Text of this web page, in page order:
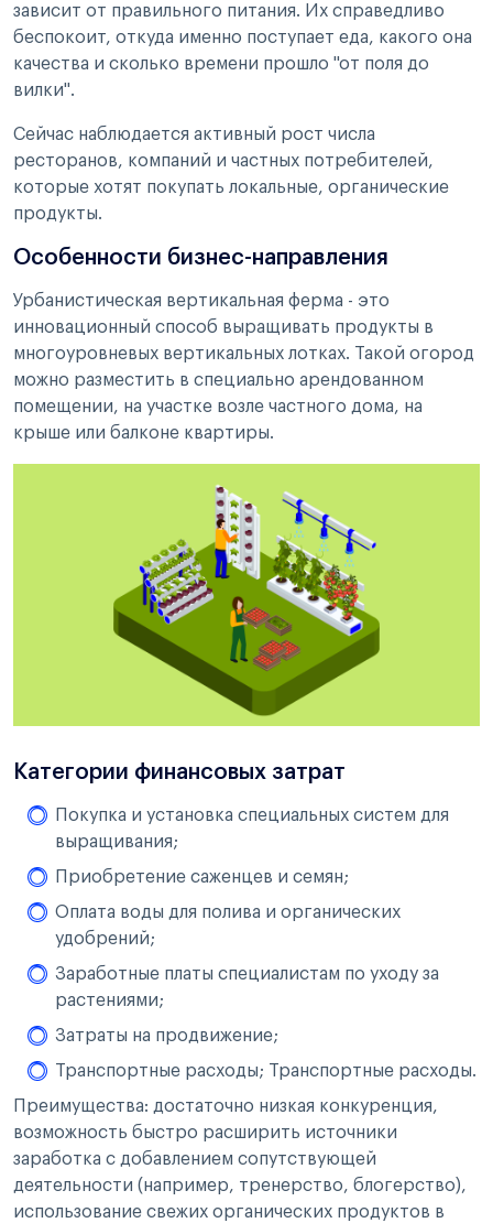
зависит от правильного питания. Их справедливо
беспокоит, откуда именно поступает еда, какого она
качества и сколько времени прошло "от поля до
вилки".
Сейчас наблюдается активный рост числа
ресторанов, компаний и частных потребителей,
которые хотят покупать локальные, органические
продукты.
Особенности бизнес-направления
Урбанистическая вертикальная ферма - это
инновационный способ выращивать продукты в
многоуровневых вертикальных лотках. Такой огород
можно разместить в специально арендованном
помещении, на участке возле частного дома, на
крыше или балконе квартиры.
Категории финансовых затрат
Покупка и установка специальных систем для
выращивания;
Приобретение саженцев и семян;
Оплата воды для полива и органических
удобрений;
Заработные платы специалистам по уходу за
растениями;
Затраты на продвижение;
Транспортные расходы; Транспортные расходы.
Преимущества: достаточно низкая конкуренция,
возможность быстро расширить источники
заработка с добавлением сопутствующей
деятельности (например, тренерство, блогерство),
использование свежих органических продуктов в